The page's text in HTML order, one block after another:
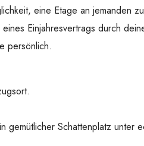
eine Etage an jemanden
Einjahresvertrags durch
persönlich.
Schattenplatz unter